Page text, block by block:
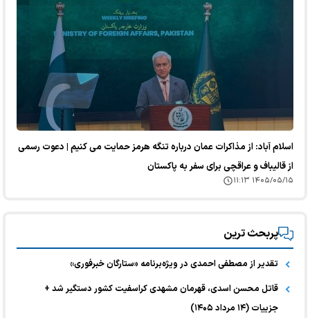
اسلام آباد: از مذاکرات عمان درباره تنگه هرمز حمایت می کنیم | دعوت رسمی
از قالیباف و عراقچی برای سفر به پاکستان
۱۴۰۵/۰۵/۱۵ ۱۱:۱۳
پربحث ترین
تقدیر از مصطفی احمدی در ویژه‌برنامه «ستارگان خبرفوری»
قاتل محسن اسدی، قهرمان مشهدی کراسفیت کشور دستگیر شد +
جزییات (۱۴ مرداد ۱۴۰۵)